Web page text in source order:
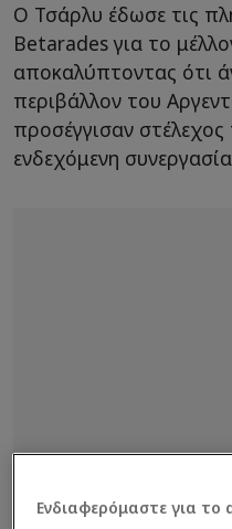
Ο Τσάρλυ έδωσε τις
Betarades για το
αποκαλύπτοντας ότι
περιβάλλον του
προσέγγισαν
ενδεχόμενη
Ενδιαφερόμαστε για